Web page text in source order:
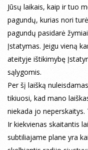
Jūsų laikais, kaip ir tuo
pagundų, kurias nori
pagundų pasidarė
Įstatymas. Jeigu vieną
ateityje ištikimybę
sąlygomis.
Per šį laišką
tikiuosi, kad mano
niekada jo
Ir kiekvienas skaitantis
subtiliajame plane yra